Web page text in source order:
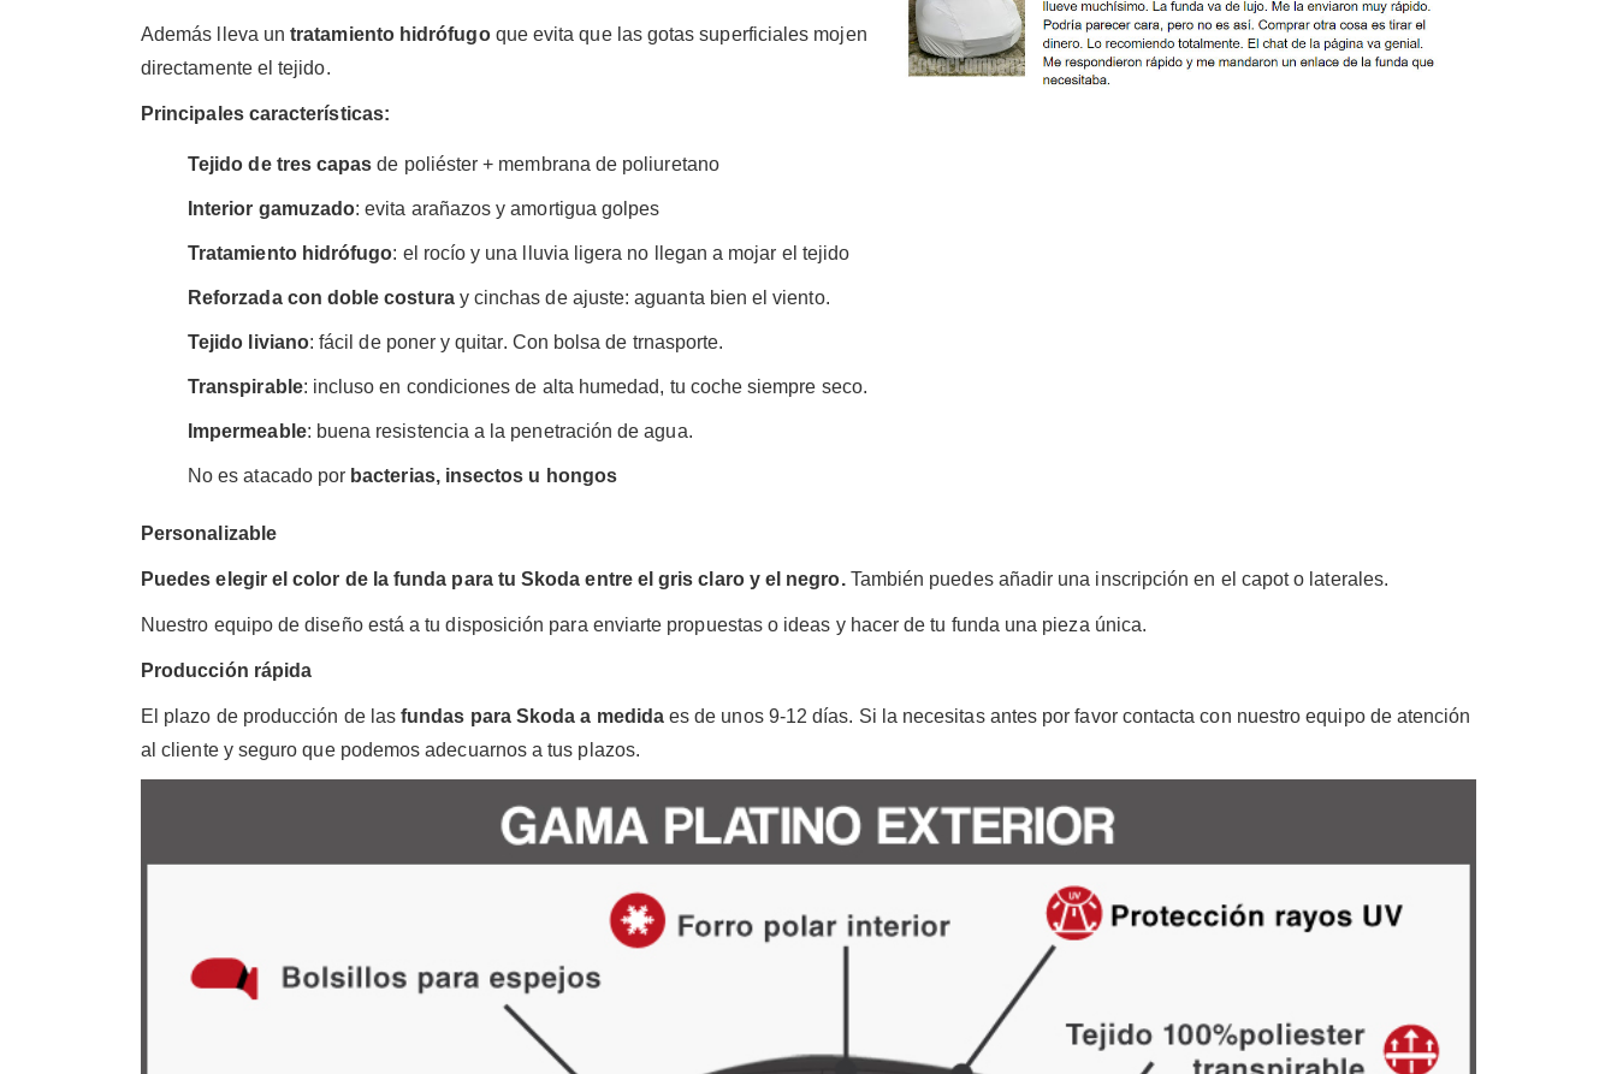
Además lleva untratamiento hidrófugoque evita que las gotas superficiales mojen
directamente el tejido.
Principales características:
Tejido de tres capas de poliéster + membrana de poliuretano
Interior gamuzado: evita arañazos y amortigua golpes
Tratamiento hidrófugo: el rocío y una lluvia ligera no llegan a mojar el tejido
Reforzada con doble costuray cinchas de ajuste: aguanta bien el viento.
Tejido liviano: fácil de poner y quitar. Con bolsa de trnasporte.
Transpirable: incluso en condiciones de alta humedad, tu coche siempre seco.
Impermeable: buena resistencia a la penetración de agua.
No es atacado por bacterias, insectos u hongos
Personalizable
Puedes elegir el color de la funda para tu Skoda entre el gris claro y el negro.También puedes añadir una inscripción en el capot o laterales.
Nuestro equipo de diseño está a tu disposición para enviarte propuestas o ideas y hacer de tu funda una pieza única.
Producción rápida
El plazo de producción de lasfundas para Skoda a medidaes de unos 9-12 días. Si la necesitas antes por favor contacta con nuestro equipo de atención
al cliente y seguro que podemos adecuarnos a tus plazos.